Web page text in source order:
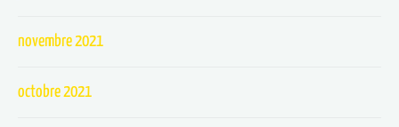
novembre 2021
octobre 2021